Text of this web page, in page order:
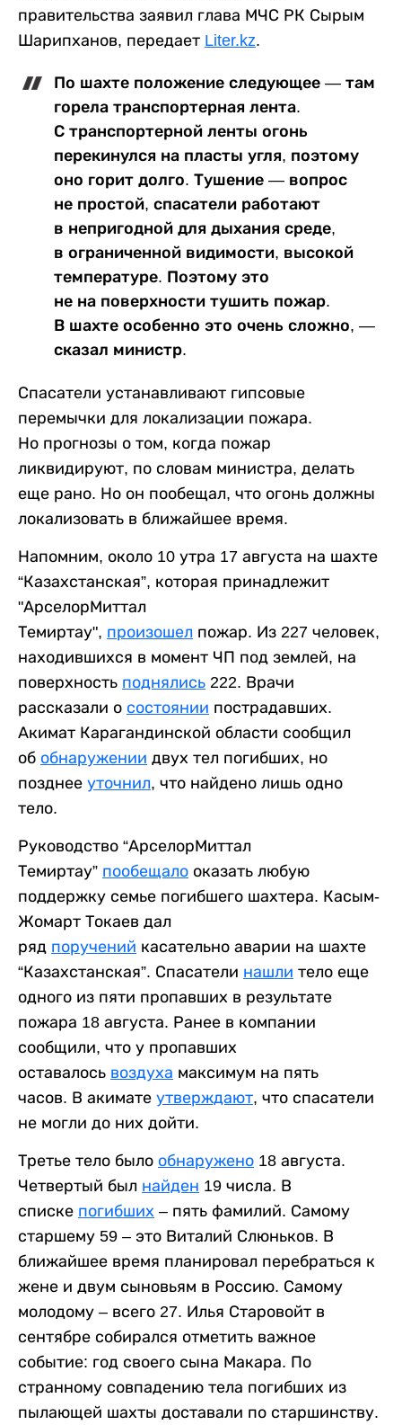
правительства заявил глава МЧС РК Сырым
Шарипханов, передает Liter.kz.
По шахте положение следующее — там
горела транспортерная лента.
С транспортерной ленты огонь
перекинулся на пласты угля, поэтому
оно горит долго. Тушение — вопрос
не простой, спасатели работают
в непригодной для дыхания среде,
в ограниченной видимости, высокой
температуре. Поэтому это
не на поверхности тушить пожар.
В шахте особенно это очень сложно, —
сказал министр.
Спасатели устанавливают гипсовые
перемычки для локализации пожара.
Но прогнозы о том, когда пожар
ликвидируют, по словам министра, делать
еще рано. Но он пообещал, что огонь должны
локализовать в ближайшее время.
Напомним, около 10 утра 17 августа на шахте
“Казахстанская”, которая принадлежит
"АрселорМиттал
Темиртау", произошел пожар. Из 227 человек,
находившихся в момент ЧП под землей, на
поверхность поднялись 222. Врачи
рассказали о состоянии пострадавших.
Акимат Карагандинской области сообщил
об обнаружении двух тел погибших, но
позднее уточнил, что найдено лишь одно
тело.
Руководство “АрселорМиттал
Темиртау” пообещало оказать любую
поддержку семье погибшего шахтера. Касым-
Жомарт Токаев дал
ряд поручений касательно аварии на шахте
“Казахстанская”. Спасатели нашли тело еще
одного из пяти пропавших в результате
пожара 18 августа. Ранее в компании
сообщили, что у пропавших
оставалось воздуха максимум на пять
часов. В акимате утверждают, что спасатели
не могли до них дойти.
Третье тело было обнаружено 18 августа.
Четвертый был найден 19 числа. В
списке погибших – пять фамилий. Самому
старшему 59 – это Виталий Слюньков. В
ближайшее время планировал перебраться к
жене и двум сыновьям в Россию. Самому
молодому – всего 27. Илья Старовойт в
сентябре собирался отметить важное
событие: год своего сына Макара. По
странному совпадению тела погибших из
пылающей шахты доставали по старшинству.